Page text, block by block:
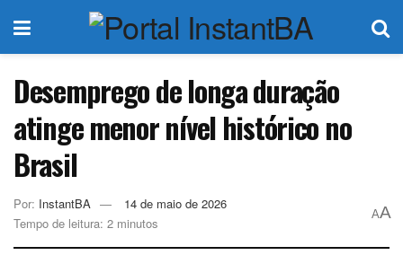
Desemprego de longa duração
atinge menor nível histórico no
Brasil
Por: InstantBA
14 de maio de 2026
Tempo de leitura: 2 minutos
AA